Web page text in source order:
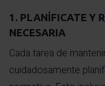
1. PLANÍFICATE Y
NECESARIA
Cada tarea de
cuidadosamente